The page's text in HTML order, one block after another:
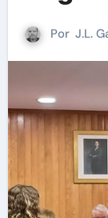
Por J.L.